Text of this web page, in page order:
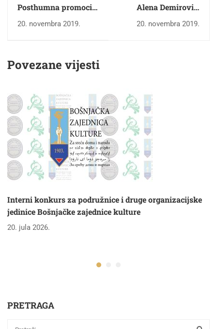
Posthumna promocija
knjige "Od stećka do
Ibrahima Pašića
20. novembra 2019.
Alena Demirović,
projekt-menadžer za
20. novembra 2019.
Povezane vijesti
Interni konkurs za podružnice i druge organizacijske
jedinice Bošnjačke zajednice kulture
20. jula 2026.
PRETRAGA